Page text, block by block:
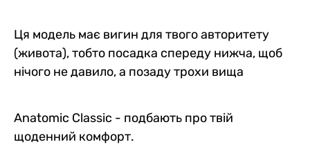
Ця модель має вигин для твого авторитету
(живота), тобто посадка спереду нижча, щоб
нічого не давило, а позаду трохи вища
Anatomic Classic - подбають про твій
щоденний комфорт.